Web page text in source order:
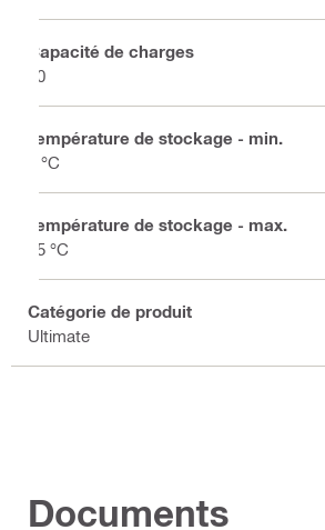
Capacité de charges
10
Température de stockage - min.
5 °C
Température de stockage - max.
25 °C
Catégorie de produit
Ultimate
Documents